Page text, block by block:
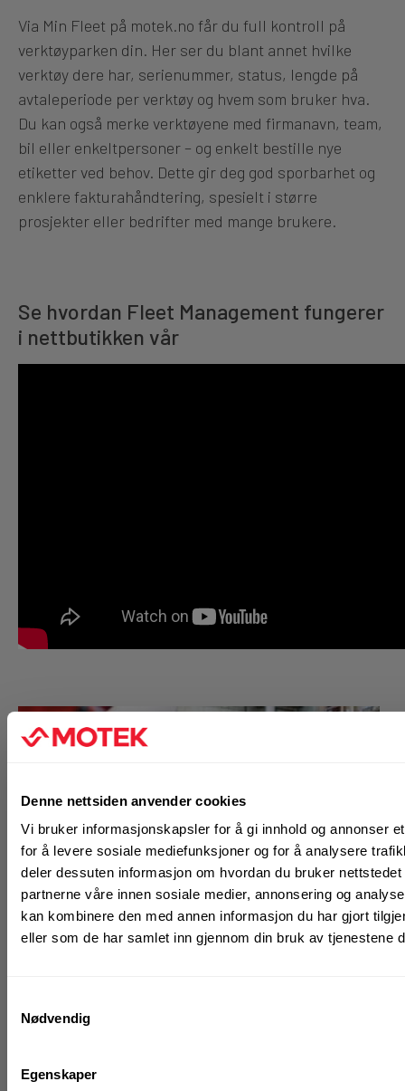
Denne nettsiden anvender cookies
Vi bruker informasjonskapsler for å gi innhold og annonser
for å levere sosiale mediefunksjoner og for å analysere
deler dessuten informasjon om hvordan du bruker
partnerne våre innen sosiale medier, annonsering og
kan kombinere den med annen informasjon du har gjort
eller som de har samlet inn gjennom din bruk av tjenestene
Nødvendig
Egenskaper
Via Min Fleet på motek.no får du full kontroll på
verktøyparken din. Her ser du blant annet hvilke
verktøy dere har, serienummer, status, lengde på
avtaleperiode per verktøy og hvem som bruker hva.
Du kan også merke verktøyene med firmanavn, team,
bil eller enkeltpersoner – og enkelt bestille nye
etiketter ved behov. Dette gir deg god sporbarhet og
enklere fakturahåndtering, spesielt i større
prosjekter eller bedrifter med mange brukere.
Se hvordan Fleet Management fungerer
i nettbutikken vår
behov. Når den faste avtaleperioden nærmer seg